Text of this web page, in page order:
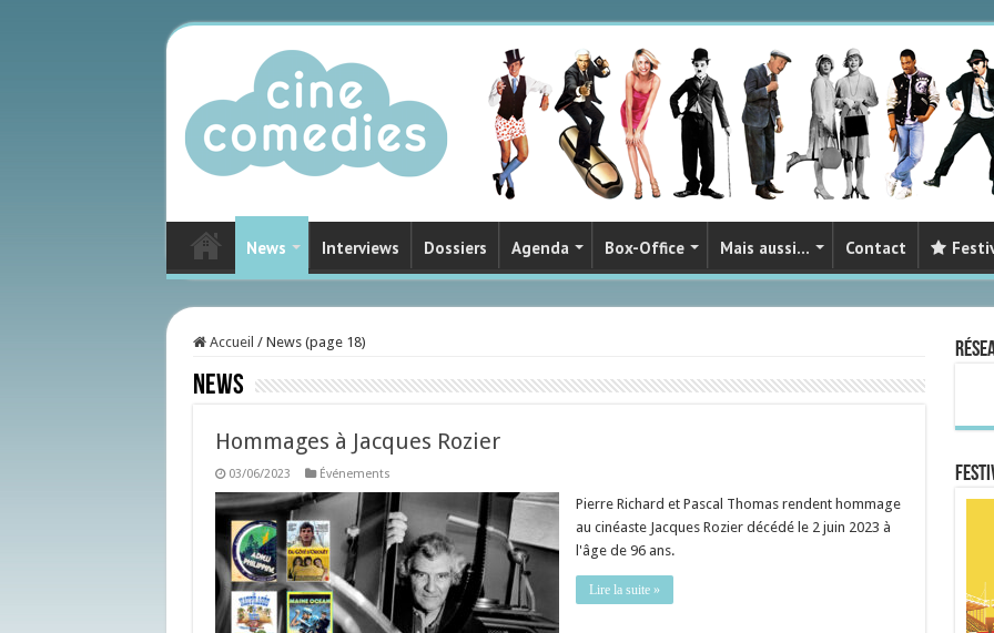
News Interviews Dossiers Agenda Box-Office Mais aussi… Contact
Accueil / News (page 18)
News
Hommages à Jacques Rozier
03/06/2023 Événements
Pierre Richard et Pascal Thomas rendent hommage
au cinéaste Jacques Rozier décédé le 2 juin 2023 à
l'âge de 96 ans.
Lire la suite »